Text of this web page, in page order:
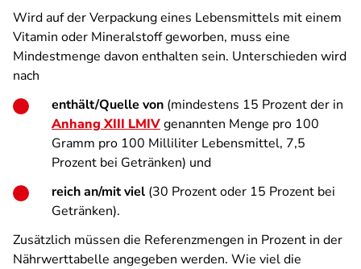
Wird auf der Verpackung eines Lebensmittels mit einem
Vitamin oder Mineralstoff geworben, muss eine
Mindestmenge davon enthalten sein. Unterschieden wird
nach
enthält/Quelle von (mindestens 15 Prozent der in
Anhang XIII LMIVgenannten Menge pro 100
Gramm pro 100 Milliliter Lebensmittel, 7,5
Prozent bei Getränken) und
reich an/mit viel (30 Prozent oder 15 Prozent bei
Getränken).
Zusätzlich müssen die Referenzmengen in Prozent in der
Nährwerttabelle angegeben werden. Wie viel die